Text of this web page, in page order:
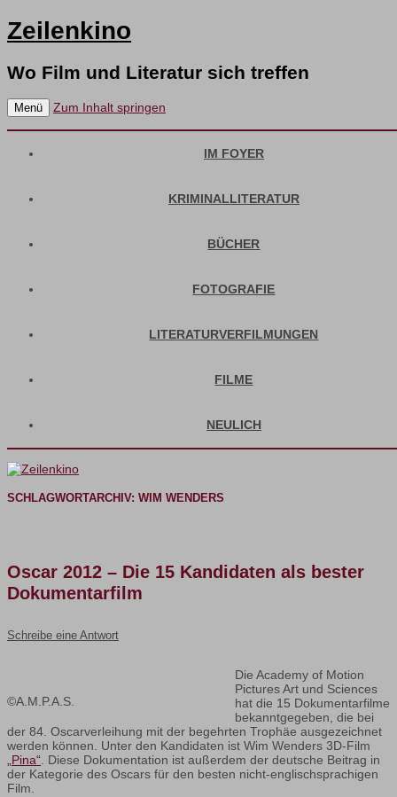
Zeilenkino
Wo Film und Literatur sich treffen
Menü Zum Inhalt springen
IM FOYER
KRIMINALLITERATUR
BÜCHER
FOTOGRAFIE
LITERATURVERFILMUNGEN
FILME
NEULICH
SCHLAGWORTARCHIV: WIM WENDERS
Oscar 2012 – Die 15 Kandidaten als bester
Dokumentarfilm
Schreibe eine Antwort
©A.M.P.A.S.
Die Academy of Motion
Pictures Art und Sciences
hat die 15 Dokumentarfilme
bekanntgegeben, die bei
der 84. Oscarverleihung mit der begehrten Trophäe ausgezeichnet
werden können. Unter den Kandidaten ist Wim Wenders 3D-Film
„Pina“. Diese Dokumentation ist außerdem der deutsche Beitrag in
der Kategorie des Oscars für den besten nicht-englischsprachigen
Film.